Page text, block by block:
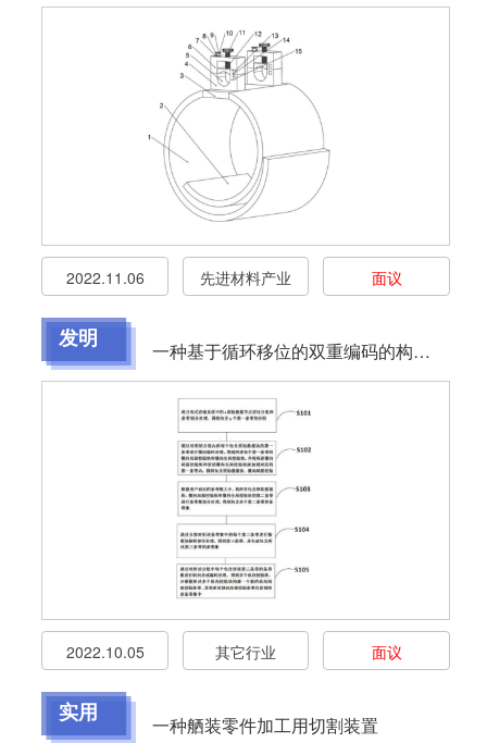
2022.11.06 先进材料产业 面议
发明 一种基于循环移位的双重编码的构造方法
2022.10.05 其它行业 面议
实用 一种舾装零件加工用切割装置